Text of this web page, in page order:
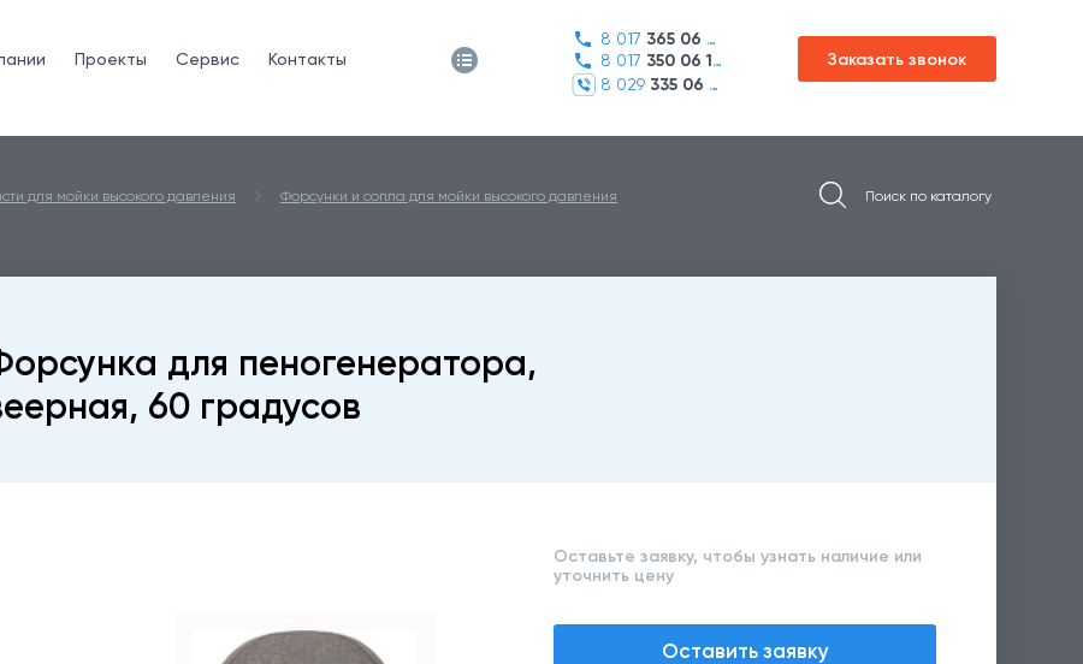
Проекты Сервис Контакты
8 017 365 06 45
8 017 350 06 16
8 029 335 06 01
Заказать звонок
для мойки высокого давления
Форсунки и сопла для мойки высокого давления
для пеногенератора,
60 градусов
Оставьте заявку, чтобы узнать наличие или
уточнить цену
Оставить заявку